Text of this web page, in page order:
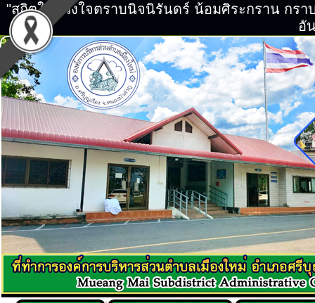
"สถิตในดวงใจตราบนิจนิรันดร์ น้อมศิระกราน ก
อั